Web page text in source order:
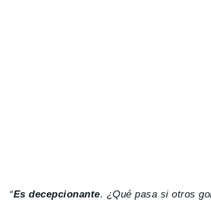
“Es decepcionante. ¿Qué pasa si otros